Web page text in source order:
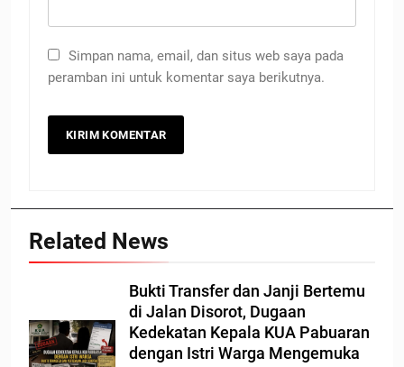
Simpan nama, email, dan situs web saya pada
peramban ini untuk komentar saya berikutnya.
Related News
Bukti Transfer dan Janji Bertemu
di Jalan Disorot, Dugaan
Kedekatan Kepala KUA Pabuaran
dengan Istri Warga Mengemuka